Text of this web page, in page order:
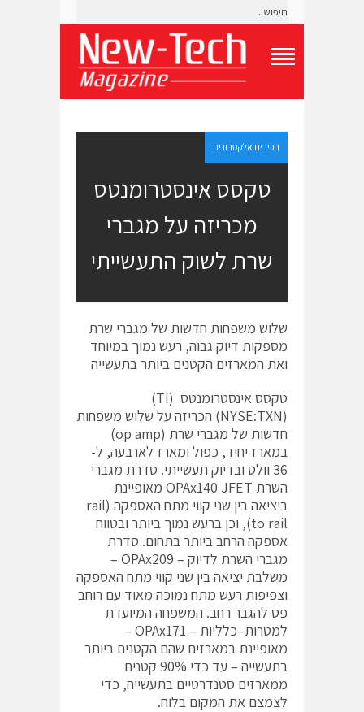
g
l
e
N
M
n
u
רכיבים אלקטרונים
טקסס אינסטרומנטס
מכריזה על מגברי
שרת לשוק התעשייתי
שלוש משפחות חדשות של מגברי שרת
מספקות דיוק גבוה, רעש נמוך במיוחד
ואת המארזים הקטנים ביותר בתעשייה
טקסס אינסטרומנטס (TI)
(NYSE:TXN) הכריזה על שלוש משפחות
חדשות של מגברי שרת (op amp)
במארז יחיד, כפול ומארז לארבעה, ל-
36 וולט ובדיוק תעשייתי. סדרת מגברי
השרת OPAx140 JFET מאופיינת
ביציאה בין שני קווי מתח האספקה (rail
to rail), וכן ברעש נמוך ביותר ובטווח
אספקה הרחב ביותר בתחום. סדרת
מגברי השרת לדיוק – OPAx209 –
משלבת יציאה בין שני קווי מתח האספקה
וצפיפות רעש מתח נמוכה מאוד עם רוחב
פס להגבר רחב. המשפחה המיועדת
למטרות–כלליות – OPAx171 –
מאופיינת במארזים שהם הקטנים ביותר
בתעשייה – עד כדי 90% קטנים
ממארזים סטנדרטיים בתעשייה, כדי
לצמצם את המקום בלוח.